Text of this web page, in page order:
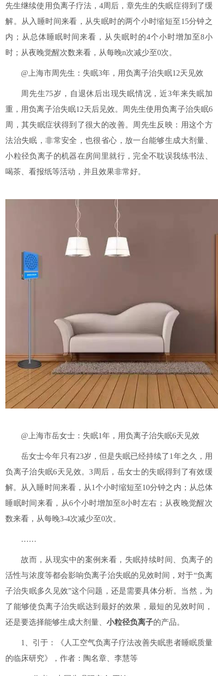
先生继续使用负离子疗法，4周后，章先生的失眠症得到了缓
解。从入睡时间来看，从失眠时的两个小时缩短至15分钟之
内；从总体睡眠时间来看，从失眠时的4个小时增加至8小
时；从夜晚觉醒次数来看，从每晚n次减少至0次。
@上海市周先生：失眠3年，用负离子治失眠12天见效
周先生75岁，自退休后出现失眠情况，近3年来失眠加
重，用负离子治失眠12天后见效。周先生使用负离子治失眠6
周，其失眠症状得到了很大的改善。周先生反映：用这个方
法治失眠，非常安全，也很省心，放一台能够生成大剂量、
小粒径负离子的机器在房间里就行，完全不耽误我练书法、
喝茶、看报纸等活动，并且效果非常好。
@上海市岳女士：失眠1年，用负离子治失眠6天见效
岳女士今年只有23岁，但是失眠已经持续了1年之久，用
负离子治失眠6天见效。3周后，岳女士的失眠得到了有效缓
解。从入睡时间来看，从1个小时缩短至10分钟之内；从总体
睡眠时间来看，从6个小时增加至8小时左右；从夜晚觉醒次
数来看，从每晚3-4次减少至0次。
……
故而，从现实中的案例来看，失眠持续时间、负离子的
活性与浓度等都会影响负离子治失眠的见效时间，对于“负离
子治失眠多久见效”这个问题，还是需要具体分析。当然，为
了能够使负离子治失眠达到最好的效果，最短的见效时间，
还是要选择能够生成大剂量、小粒径负离子的产品。
1、引于：《人工空气负离子疗法改善失眠患者睡眠质量
的临床研究》，作者：陶名章、李慧等